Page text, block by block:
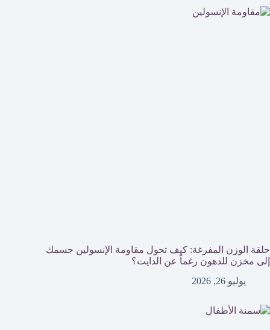
حلقة الوزن المفرغة: كيف تحول مقاومة الإنسولين جسمك
إلى مخزن للدهون رغماً عن الدايت؟
يوليو 26, 2026